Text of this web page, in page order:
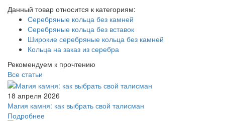
Данный товар относится к категориям:
Серебряные кольца без камней
Серебряные кольца без вставок
Широкие серебряные кольца без камней
Кольца на заказ из серебра
Рекомендуем к прочтению
Все статьи
18 апреля 2026
Магия камня: как выбрать свой талисман
Подробнее